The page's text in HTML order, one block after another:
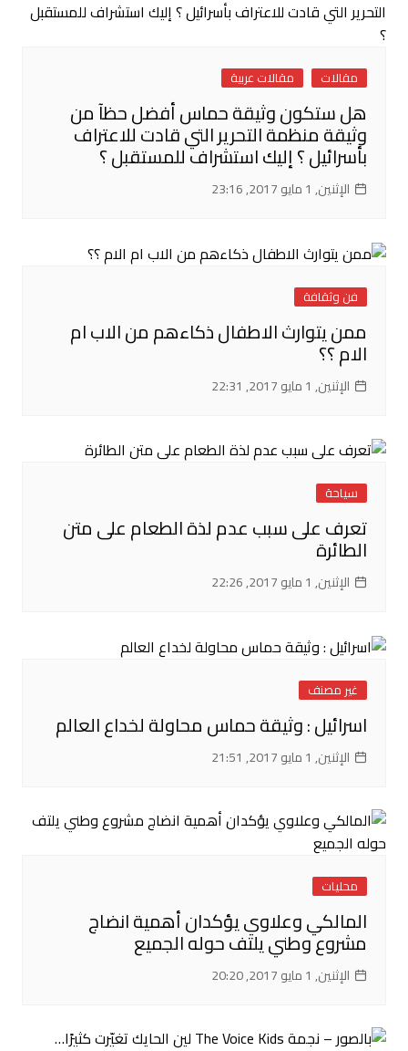
مقالات مقالات عربية
هل ستكون وثيقة حماس أفضل حظآ من
وثيقة منظمة التحرير التي قادت للاعتراف
بأسرائيل ؟ إليك استشراف للمستقبل ؟
الإثنين, 1 مايو 2017, 23:16
فن وثقافة
ممن يتوارث الاطفال ذكاءهم من الاب ام
الام ؟؟
الإثنين, 1 مايو 2017, 22:31
سياحة
تعرف على سبب عدم لذة الطعام على متن
الطائرة
الإثنين, 1 مايو 2017, 22:26
غير مصنف
اسرائيل : وثيقة حماس محاولة لخداع العالم
الإثنين, 1 مايو 2017, 21:51
محليات
المالكي وعلاوي يؤكدان أهمية انضاج
مشروع وطني يلتف حوله الجميع
الإثنين, 1 مايو 2017, 20:20